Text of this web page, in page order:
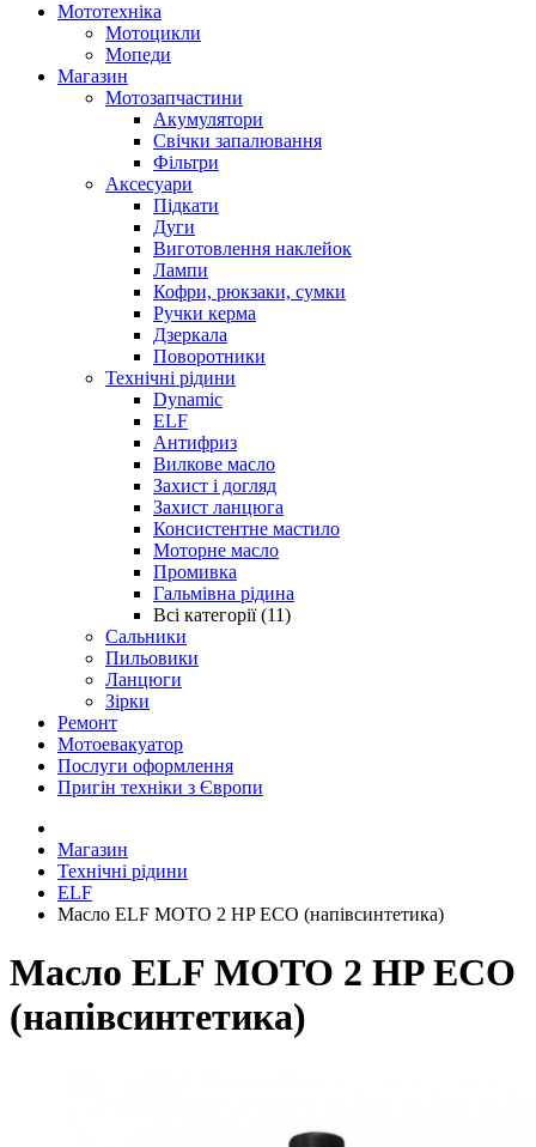
Мототехніка
Мотоцикли
Мопеди
Магазин
Мотозапчастини
Акумулятори
Свічки запалювання
Фільтри
Аксесуари
Підкати
Дуги
Виготовлення наклейок
Лампи
Кофри, рюкзаки, сумки
Ручки керма
Дзеркала
Поворотники
Технічні рідини
Dynamic
ELF
Антифриз
Вилкове масло
Захист і догляд
Захист ланцюга
Консистентне мастило
Моторне масло
Промивка
Гальмівна рідина
Всі категорії (11)
Сальники
Пильовики
Ланцюги
Зірки
Ремонт
Мотоевакуатор
Послуги оформлення
Пригін техніки з Європи
Магазин
Технічні рідини
ELF
Масло ELF MOTO 2 HP ECO (напівсинтетика)
Масло ELF MOTO 2 HP ECO
(напівсинтетика)